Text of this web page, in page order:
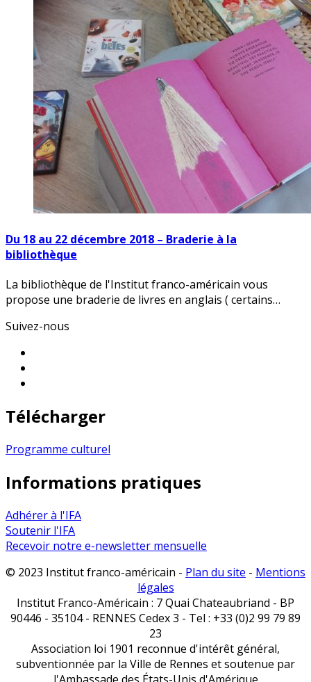
Du 18 au 22 décembre 2018 – Braderie à la
bibliothèque
La bibliothèque de l'Institut franco-américain vous
propose une braderie de livres en anglais ( certains…
Suivez-nous
Télécharger
Programme culturel
Informations pratiques
Adhérer à l'IFA
Soutenir l'IFA
Recevoir notre e-newsletter mensuelle
© 2023 Institut franco-américain - Plan du site - Mentions
légales
Institut Franco-Américain : 7 Quai Chateaubriand - BP
90446 - 35104 - RENNES Cedex 3 - Tel : +33 (0)2 99 79 89
23
Association loi 1901 reconnue d'intérêt général,
subventionnée par la Ville de Rennes et soutenue par